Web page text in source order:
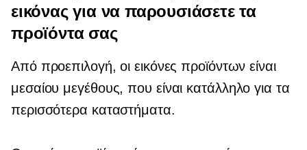
εικόνας για να παρουσιάσετε τα
προϊόντα σας
Από προεπιλογή, οι εικόνες προϊόντων είναι
μεσαίου μεγέθους, που είναι κατάλληλο για τα
περισσότερα καταστήματα.